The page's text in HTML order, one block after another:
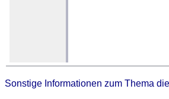
Sonstige Informationen zum Thema